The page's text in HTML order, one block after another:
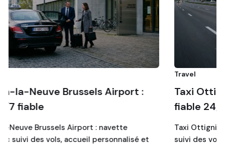
Airport :
navette
et
Taxi Ottignies Brussels
Taxi Ottignies Brussels Airport :
suivi des vols, prix fixes et chauffeurs…